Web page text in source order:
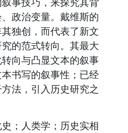
政治变量。戴维斯的
独创，而代表了新文
的范式转向。其最大
向与凸显文本的叙事
书写的叙事性；已经
法，引入历史研究之
；人类学；历史实相